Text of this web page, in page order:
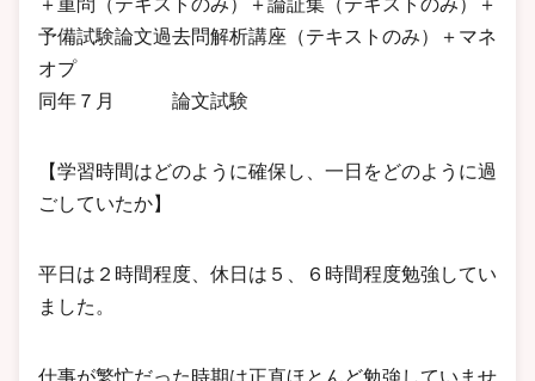
予備試験論文過去問解析講座（テキストのみ）＋マネ
オプ
同年７月 論文試験
【学習時間はどのように確保し、一日をどのように過
ごしていたか】
平日は２時間程度、休日は５、６時間程度勉強してい
ました。
仕事が繁忙だった時期は正直ほとんど勉強していませ